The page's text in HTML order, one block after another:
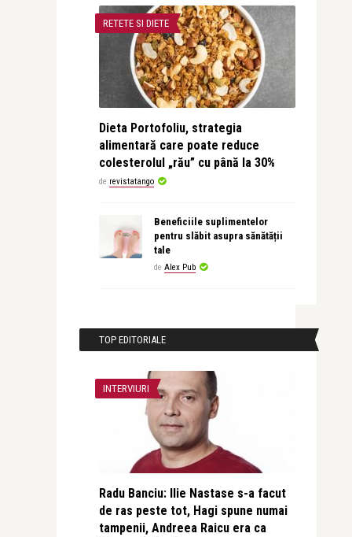
RETETE SI DIETE
Dieta Portofoliu, strategia
alimentară care poate reduce
colesterolul „rău” cu până la 30%
de revistatango
Beneficiile suplimentelor
pentru slăbit asupra sănătății
tale
de Alex Pub
TOP EDITORIALE
INTERVIURI
Radu Banciu: Ilie Nastase s-a facut
de ras peste tot, Hagi spune numai
tampenii, Andreea Raicu era ca